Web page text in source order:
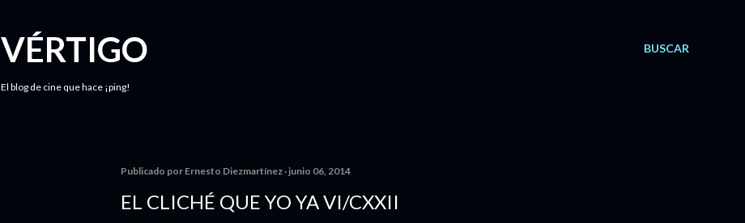
BUSCAR
VÉRTIGO
El blog de cine que hace ¡ping!
Publicado por Ernesto Diezmartínez junio 06, 2014
EL CLICHÉ QUE YO YA VI/CXXII